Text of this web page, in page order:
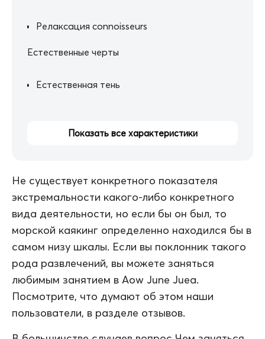
Релаксация connoisseurs
Естественные черты
Естественная тень
Показать все характеристики
Не существует конкретного показателя
экстремальности какого-либо конкретного
вида деятельности, но если бы он был, то
морской каякинг определенно находился бы в
самом низу шкалы. Если вы поклонник такого
рода развлечений, вы можете заняться
любимым занятием в Aow June Juea.
Посмотрите, что думают об этом наши
пользователи, в разделе отзывов.